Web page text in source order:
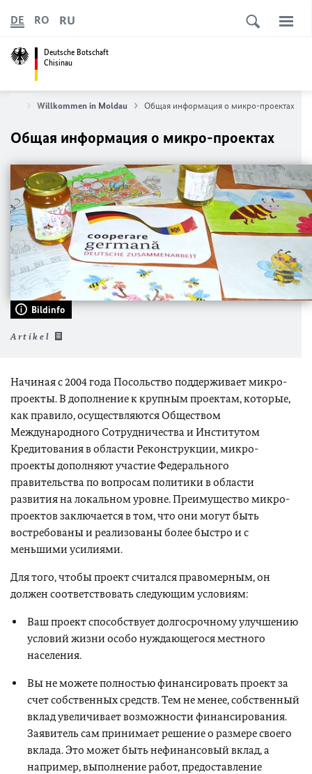
Deutsche Botschaft
Chisinau
DE RO RU
Willkommen in Moldau Общая информация о микро-проектах
Общая информация о микро-проектах
Bildinfo
Artikel
Начиная с 2004 года Посольство поддерживает микро-
проекты. В дополнение к крупным проектам, которые,
как правило, осуществляются Обществом
Международного Сотрудничества и Институтом
Кредитования в области Реконструкции, микро-
проекты дополняют участие Федерального
правительства по вопросам политики в области
развития на локальном уровне. Преимущество микро-
проектов заключается в том, что они могут быть
востребованы и реализованы более быстро и с
меньшими усилиями.
Для того, чтобы проект считался правомерным, он
должен соответствовать следующим условиям:
Ваш проект способствует долгосрочному улучшению
условий жизни особо нуждающегося местного
населения.
Вы не можете полностью финансировать проект за
счет собственных средств. Тем не менее, собственный
вклад увеличивает возможности финансирования.
Заявитель сам принимает решение о размере своего
вклада. Это может быть нефинансовый вклад, а
например, выполнение работ, предоставление